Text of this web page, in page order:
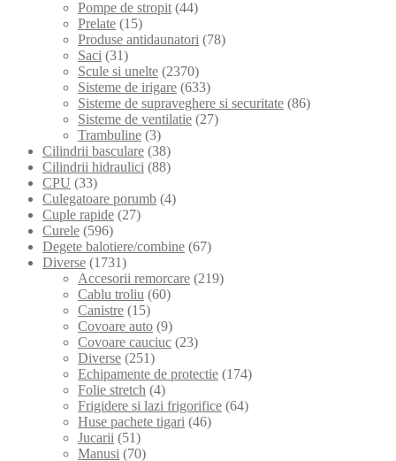
Pompe de stropit (44)
Prelate (15)
Produse antidaunatori (78)
Saci (31)
Scule si unelte (2370)
Sisteme de irigare (633)
Sisteme de supraveghere si securitate (86)
Sisteme de ventilatie (27)
Trambuline (3)
Cilindrii basculare (38)
Cilindrii hidraulici (88)
CPU (33)
Culegatoare porumb (4)
Cuple rapide (27)
Curele (596)
Degete balotiere/combine (67)
Diverse (1731)
Accesorii remorcare (219)
Cablu troliu (60)
Canistre (15)
Covoare auto (9)
Covoare cauciuc (23)
Diverse (251)
Echipamente de protectie (174)
Folie stretch (4)
Frigidere si lazi frigorifice (64)
Huse pachete tigari (46)
Jucarii (51)
Manusi (70)